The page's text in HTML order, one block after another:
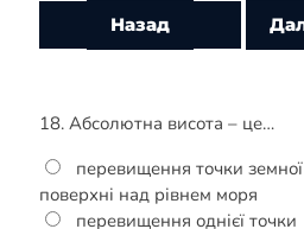
18. Абсолютна висота – це…
перевищення точки земної
поверхні над рівнем моря
перевищення однієї точки